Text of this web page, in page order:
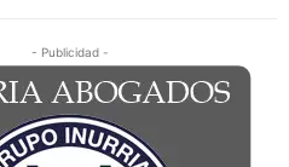
- Publicidad -